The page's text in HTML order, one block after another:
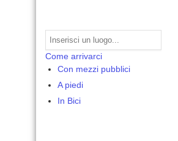
Come arrivarci
Con mezzi pubblici
A piedi
In Bici